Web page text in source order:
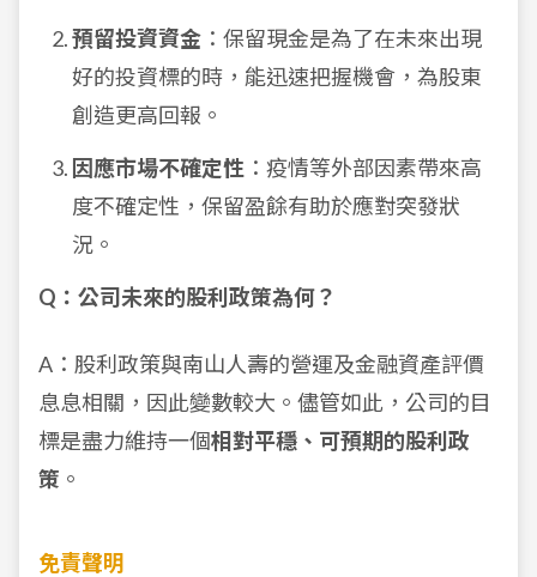
預留投資資金 ：保留現金是為了在未來出現
好的投資標的時，能迅速把握機會，為股東
創造更高回報。
因應市場不確定性 ：疫情等外部因素帶來高
度不確定性，保留盈餘有助於應對突發狀
況。
Q：公司未來的股利政策為何？
A：股利政策與南山人壽的營運及金融資產評價
息息相關，因此變數較大。儘管如此，公司的目
標是盡力維持一個相對平穩、可預期的股利政
策 。
免責聲明